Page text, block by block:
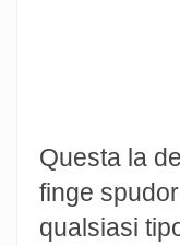
Questa la
finge
qualsiasi